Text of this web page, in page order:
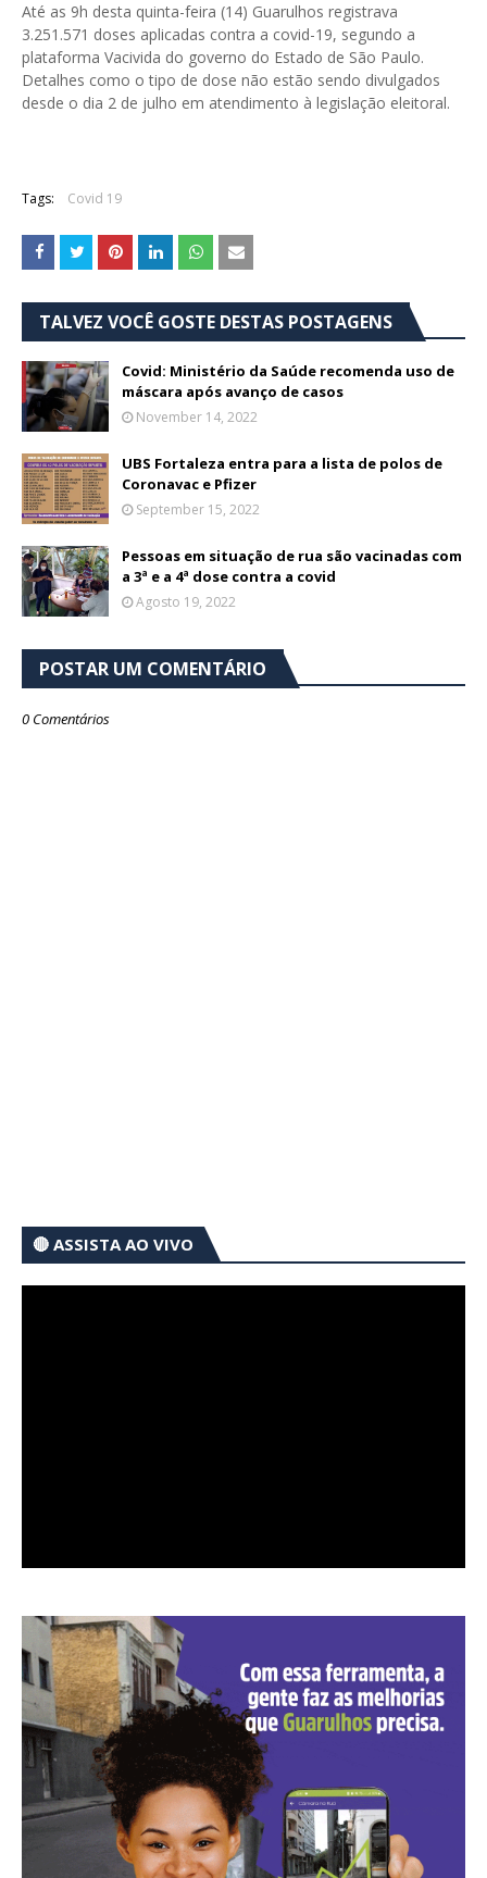
Até as 9h desta quinta-feira (14) Guarulhos registrava
3.251.571 doses aplicadas contra a covid-19, segundo a
plataforma Vacivida do governo do Estado de São Paulo.
Detalhes como o tipo de dose não estão sendo divulgados
desde o dia 2 de julho em atendimento à legislação eleitoral.
Tags: Covid 19
TALVEZ VOCÊ GOSTE DESTAS POSTAGENS
Covid: Ministério da Saúde recomenda uso de
máscara após avanço de casos
November 14, 2022
UBS Fortaleza entra para a lista de polos de
Coronavac e Pfizer
September 15, 2022
Pessoas em situação de rua são vacinadas com
a 3ª e a 4ª dose contra a covid
Agosto 19, 2022
POSTAR UM COMENTÁRIO
0 Comentários
🔴 ASSISTA AO VIVO